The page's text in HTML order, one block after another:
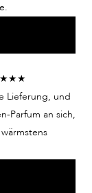
Lieferung, und
Parfum an sich,